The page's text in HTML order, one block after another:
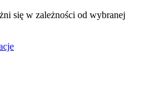
się w zależności od wybranej